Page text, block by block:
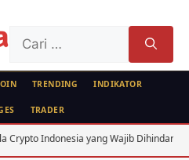
untuk:
TRENDING INDIKATOR
TRADER
yang Wajib Dihindari: 7 Fatal